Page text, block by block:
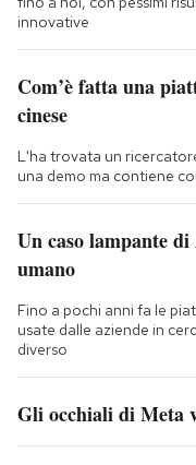
innovative
Com’è fatta una
cinese
L'ha trovata un
una demo ma contiene
Un caso lampante
umano
Fino a pochi anni fa le
usate dalle aziende in
diverso
Gli occhiali di Meta